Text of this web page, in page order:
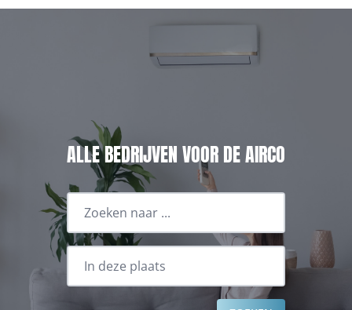
ALLE BEDRIJVEN VOOR DE AIRCO